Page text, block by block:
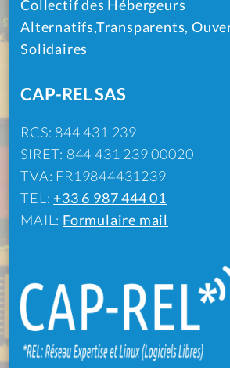
Collectif des Hébergeurs
Alternatifs,Transparents,
Solidaires
CAP-REL SAS
RCS: 844 431 239
SIRET: 844 431 239 00020
TVA: FR19844431239
TEL: +33 6 987 444 01
MAIL: Formulaire mail